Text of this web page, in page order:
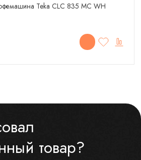
Teka CLC 835 MC WH
товар?